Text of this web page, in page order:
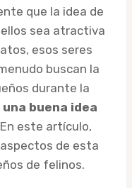
que la idea de
sea atractiva
esos seres
buscan la
durante la
buena idea
este artículo,
de esta
de felinos.